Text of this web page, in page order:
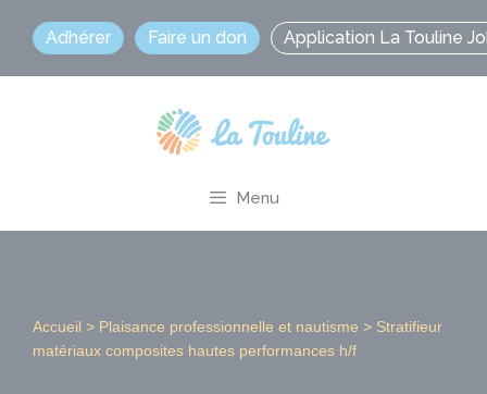
contenu
Adhérer Faire un don Application La Touline
Menu
Accueil > Plaisance professionnelle et nautisme > Stratifieur
matériaux composites hautes performances h/f